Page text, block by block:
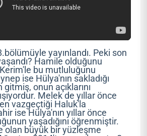
yayınlandı. Peki son
Hamile olduğunu
bu mutluluğunu
ise Hülya'nın sakladığı
gitmiş, onun açıklarını
Melek de yıllar önce
vazgeçtiği Haluk'la
ise Hülya'nın yıllar önce
yaşadığını öğrenmiştir.
olan büyük bir yüzleşme